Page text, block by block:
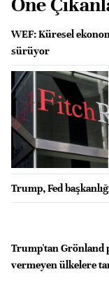
Öne
WEF: Küresel
sürüyor
Trump, Fed
Trump'tan Grönland
vermeyen ülkelere